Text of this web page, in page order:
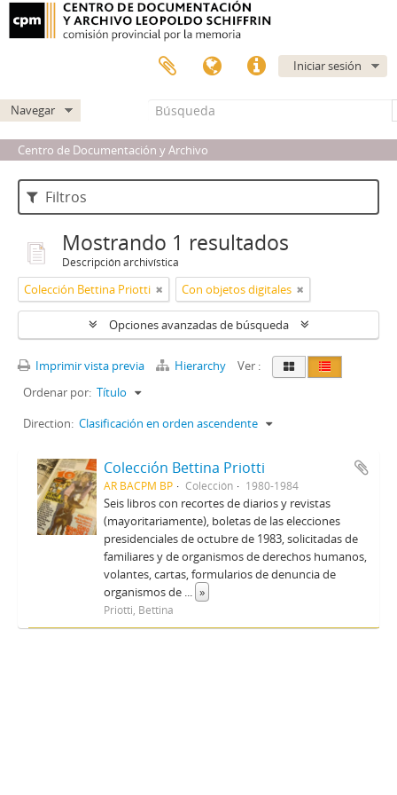
Iniciar sesión
Navegar
Centro de Documentación y Archivo
Filtros
Mostrando 1 resultados
Descripción archivística
Colección Bettina Priotti Con objetos digitales
Opciones avanzadas de búsqueda
Imprimir vista previa Hierarchy
Ver :
Ordenar por: Título
Direction: Clasificación en orden ascendente
Colección Bettina Priotti
AR BACPM BP Colección 1980-1984
Seis libros con recortes de diarios y revistas
(mayoritariamente), boletas de las elecciones
presidenciales de octubre de 1983, solicitadas de
familiares y de organismos de derechos humanos,
volantes, cartas, formularios de denuncia de
organismos de ... »
Priotti, Bettina